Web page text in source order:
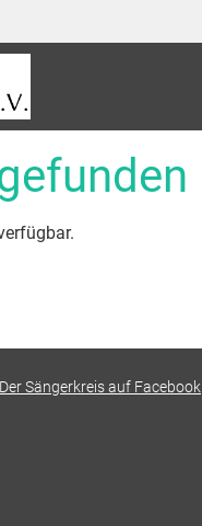
Der Sängerkreis auf Facebook